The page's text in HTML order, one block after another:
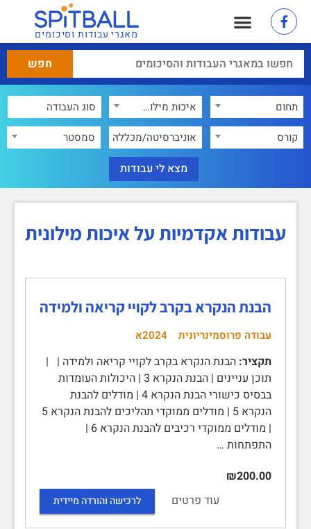
מאגרי עבודות וסיכומים
תחום
איכות מילונית
קורס
אוניברסיטה/מכללה סמסטר
עבודות אקדמיות על איכות מילונית
הבנת הנקרא בקרב לקויי קריאה ולמידה
עבודה פרוסמינריונית 2024א
תקציר: הבנת הנקרא בקרב לקויי קריאה ולמידה | |
תוכן עניינים | הבנת הנקרא 3 | היכולות העומדות
בבסיס כישורי הבנת הנקרא 4 | מודלים להבנת
הנקרא 5 | מודלים ממוקדי תהליכים להבנת הנקרא 5
| מודלים ממוקדי רכיבים להבנת הנקרא 6 |
התפתחות …
₪200.00
עוד פרטים
לרכישה והורדה מיידית